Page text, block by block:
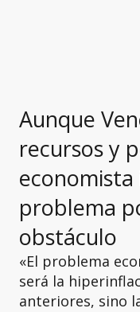
Aunque
recursos y
economista
problema
obstáculo
«El problema
será la
anteriores, sino